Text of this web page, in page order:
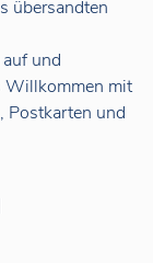
übersandten
und
Willkommen mit
Postkarten und